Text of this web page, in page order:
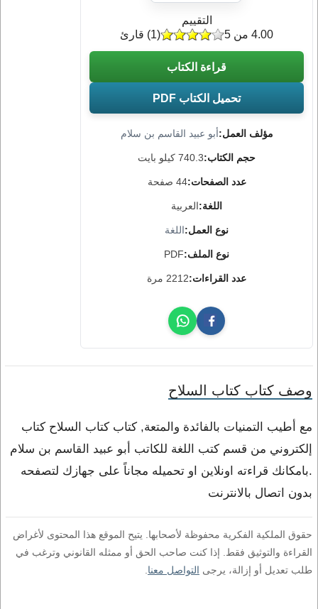
مؤلف العمل:أبو عبيد القاسم بن سلام
حجم الكتاب:740.3 كيلو بايت
عدد الصفحات:44 صفحة
اللغة:العربية
نوع العمل:اللغة
نوع الملف:PDF
عدد القراءات:2212 مرة
التقييم
(
1) قارئ 4.00 من 5
قراءة الكتاب
تحميل الكتاب PDF
وصف كتاب كتاب السلاح
مع أطيب التمنيات بالفائدة والمتعة, كتاب كتاب السلاح كتاب
إلكتروني من قسم كتب اللغة للكاتب أبو عبيد القاسم بن سلام
.بامكانك قراءته اونلاين او تحميله مجاناً على جهازك لتصفحه
بدون اتصال بالانترنت
حقوق الملكية الفكرية محفوظة لأصحابها. يتيح الموقع هذا المحتوى لأغراض
القراءة والتوثيق فقط. إذا كنت صاحب الحق أو ممثله القانوني وترغب في
طلب تعديل أو إزالة، يرجى التواصل معنا